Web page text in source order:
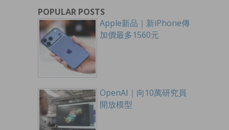
POPULAR POSTS
Apple新品｜新iPhone傳
加價最多1560元
OpenAI｜向10萬研究員
開放模型